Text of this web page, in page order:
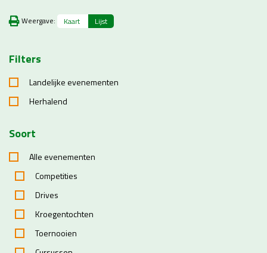
Weergave: Kaart Lijst
Filters
Landelijke evenementen
Herhalend
Soort
Alle evenementen
Competities
Drives
Kroegentochten
Toernooien